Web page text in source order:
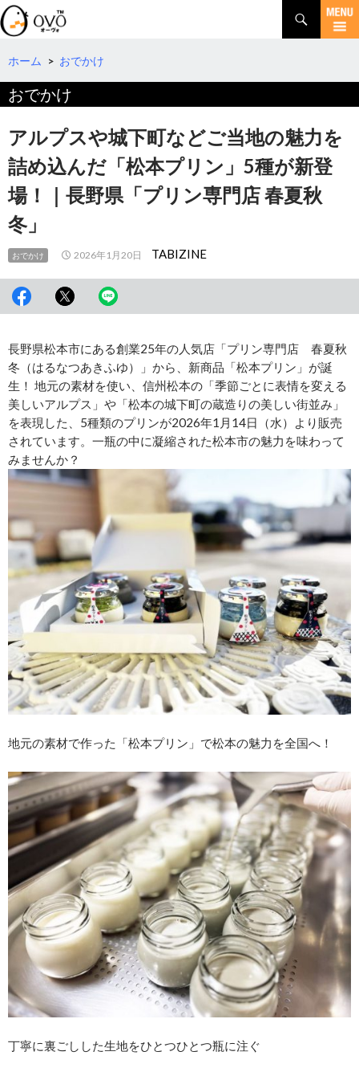
検
索
コ
テ
ツ
へ
移
ホーム > おでかけ
おでかけ
アルプスや城下町などご当地の魅力を
詰め込んだ「松本プリン」5種が新登
場！｜長野県「プリン専門店 春夏秋
冬」
おでかけ 2026年1月20日 TABIZINE
長野県松本市にある創業25年の人気店「プリン専門店 春夏秋
冬（はるなつあきふゆ）」から、新商品「松本プリン」が誕
生！ 地元の素材を使い、信州松本の「季節ごとに表情を変える
美しいアルプス」や「松本の城下町の蔵造りの美しい街並み」
を表現した、5種類のプリンが2026年1月14日（水）より販売
されています。一瓶の中に凝縮された松本市の魅力を味わって
みませんか？
地元の素材で作った「松本プリン」で松本の魅力を全国へ！
丁寧に裏ごしした生地をひとつひとつ瓶に注ぐ